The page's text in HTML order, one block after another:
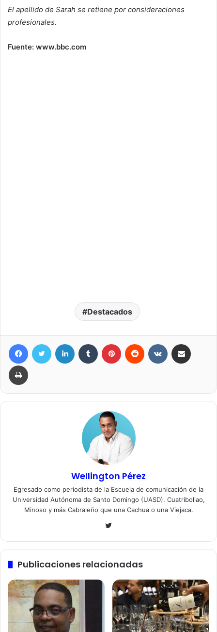
El apellido de Sarah se retiene por consideraciones
profesionales.
Fuente: www.bbc.com
Destacados
FacebookTwitter LinkedIn Tumblr Pinterest Reddit VKontakte
Imprimir
Wellington Pérez
Egresado como periodista de la Escuela de comunicación de la
Universidad Autónoma de Santo Domingo (UASD). Cuatriboliao,
Minoso y más Cabraleño que una Cachua o una Viejaca.
Twitter
Publicaciones relacionadas